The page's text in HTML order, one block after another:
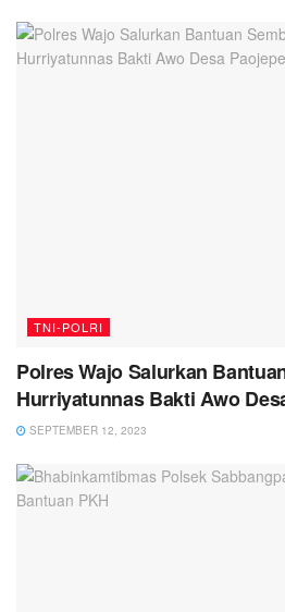
TNI-POLRI
Polres Wajo Salurkan
Hurriyatunnas Bakti Awo
SEPTEMBER 12, 2023